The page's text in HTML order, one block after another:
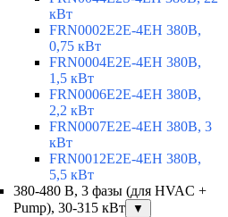
кВт
FRN0002E2E-4EH 380В,
0,75 кВт
FRN0004E2E-4EH 380В,
1,5 кВт
FRN0006E2E-4EH 380В,
2,2 кВт
FRN0007E2E-4EH 380В, 3
кВт
FRN0012E2E-4EH 380В,
5,5 кВт
380-480 В, 3 фазы (для HVAC +
Pump), 30-315 кВт
▼